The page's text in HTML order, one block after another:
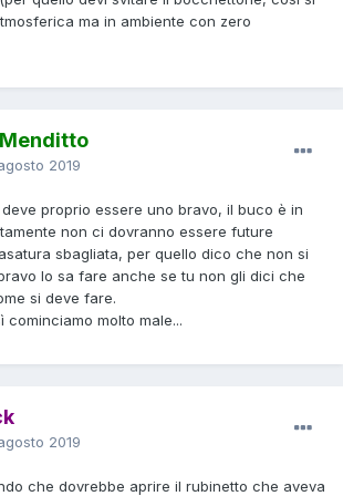
ma in ambiente con zero
2019
proprio essere uno bravo, il buco è in
non ci dovranno essere future
sbagliata, per quello dico che non si
lo sa fare anche se tu non gli dici che
si deve fare.
cominciamo molto male...
2019
che dovrebbe aprire il rubinetto che aveva